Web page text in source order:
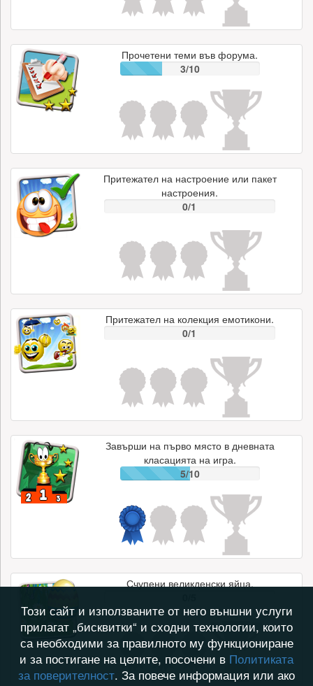
Прочетени теми във форума.
3/10
Притежател на настроение или пакет
настроения.
0/1
Притежател на колекция емотикони.
0/1
Завърши на първо място в дневната
класацията на игра.
5/10
Счупени великденски яйца.
Този сайт и използваните от него външни услуги
прилагат „бисквитки“ и сходни технологии, които
са необходими за правилното му функциониране
и за постигане на целите, посочени в Политиката
за поверителност. За повече информация или ако